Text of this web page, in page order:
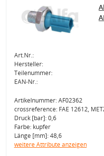
Art.Nr.:
Hersteller:
Teilenummer:
EAN-Nr.:
Artikelnummer: AF02362
crossreference: FAE 12612,
Druck [bar]: 0,6
Farbe: kupfer
Länge [mm]: 48,6
weitere Attribute anzeigen